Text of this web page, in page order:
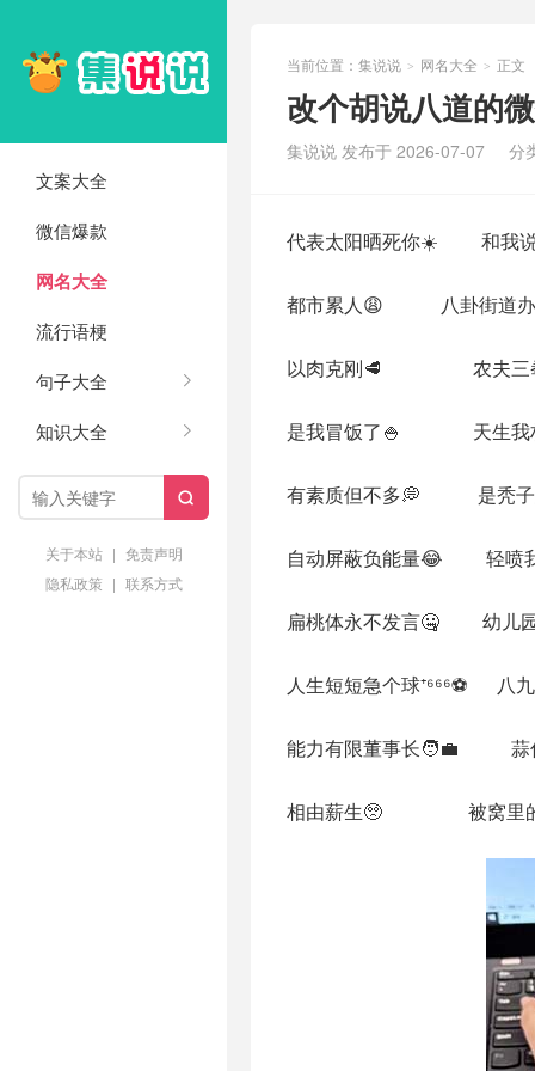
文案大全
微信爆款
网名大全
流行语梗
句子大全
知识大全

关于本站 | 免责声明
隐私政策 | 联系方式
当前位置： 集说说 > 网名大全 > 正文
改个胡说八道的
集说说 发布于 2026-07-07 分
代表太阳晒死你☀️ 和我说
都市累人😩 八卦街道办
以肉克刚🥩 农夫三拳
是我冒饭了🍚 天生我
有素质但不多💭 是秃子
自动屏蔽负能量😂 轻喷
扁桃体永不发言🤐 幼儿园
人生短短急个球⁺⁶⁶⁶⚽ 八
能力有限董事长🧑‍💼 蒜
相由薪生🥺 被窝里的